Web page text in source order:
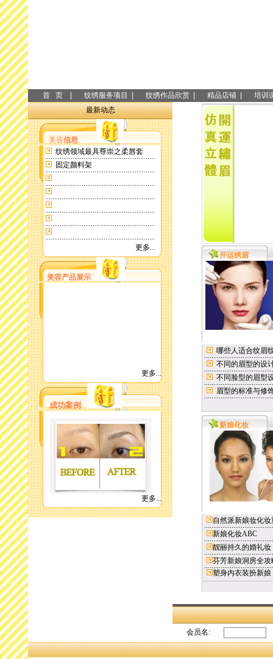
首 页 | 纹绣服务项目 | 纹绣作品欣赏 | 精品店铺 |
培训
最新动态
美容信息
纹绣领域最具尊崇之柔唇套
固定颜料架
更多...
美容产品展示
更多...
成功案例
更多...
开运绣眉
哪些人适合纹眉
不同的眉型的设
不同脸型的眉型
眉型的标准与修
新娘化妆
自然派新娘妆化妆
新娘化妆ABC
靓丽持久的婚礼妆
芬芳新娘洞房全攻
塑身内衣装扮新娘
会员名: